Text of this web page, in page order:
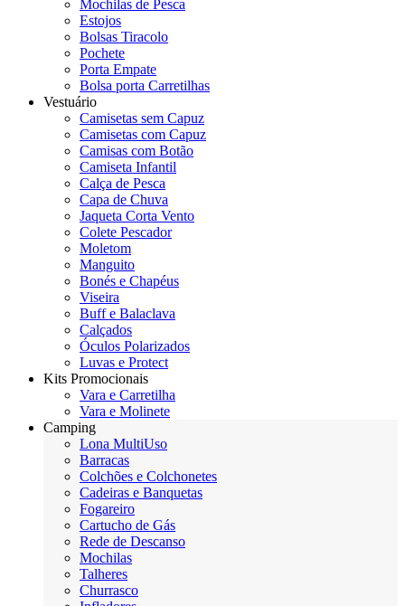
Mochilas de Pesca
Estojos
Bolsas Tiracolo
Pochete
Porta Empate
Bolsa porta Carretilhas
Vestuário
Camisetas sem Capuz
Camisetas com Capuz
Camisas com Botão
Camiseta Infantil
Calça de Pesca
Capa de Chuva
Jaqueta Corta Vento
Colete Pescador
Moletom
Manguito
Bonés e Chapéus
Viseira
Buff e Balaclava
Calçados
Óculos Polarizados
Luvas e Protect
Kits Promocionais
Vara e Carretilha
Vara e Molinete
Camping
Lona MultiUso
Barracas
Colchões e Colchonetes
Cadeiras e Banquetas
Fogareiro
Cartucho de Gás
Rede de Descanso
Mochilas
Talheres
Churrasco